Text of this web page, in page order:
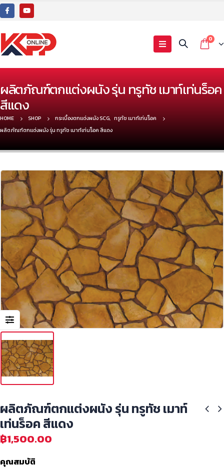
0
ผลิตภัณฑ์ตกแต่งผนัง รุ่น ทรูทัช เมาท์เท่นร็อค
สีแดง
HOME SHOP กระเบื้องตกแต่งผนัง SCG, ทรูทัช เมาท์เท่นร็อค
ผลิตภัณฑ์ตกแต่งผนัง รุ่น ทรูทัช เมาท์เท่นร็อค สีแดง
ผลิตภัณฑ์ตกแต่งผนัง รุ่น ทรูทัช เมาท์
เท่นร็อค สีแดง
฿1,500.00
คุณสมบัติ